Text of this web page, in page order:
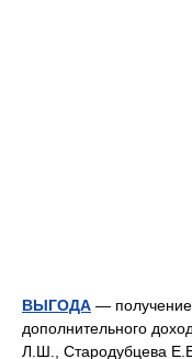
ВЫГОДА —
дополнительного
Л.Ш., Стародубцева